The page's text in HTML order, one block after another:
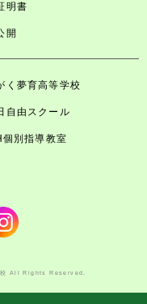
明書
開
く夢育高等学校
自由スクール
別指導教室
校 All Rights Reserved.